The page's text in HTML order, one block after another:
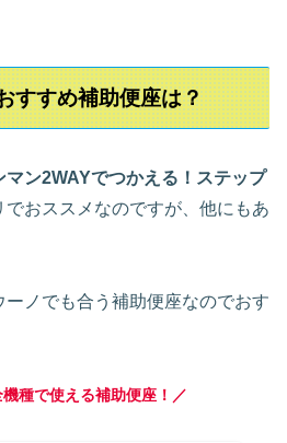
すすめ補助便座は？
マン2WAYでつかえる！ステップ
でおススメなのですが、他にもあ
ーノでも合う補助便座なのでおす
種で使える補助便座！／